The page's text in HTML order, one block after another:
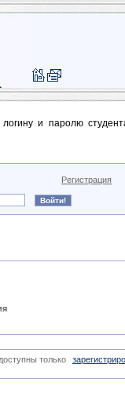
и паролю
Регистрация
только